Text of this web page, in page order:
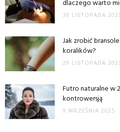
dlaczego warto
30 LISTOPADA
Jak zrobić
koralików?
29 LISTOPADA
Futro naturalne w
kontrowersją
9 WRZEŚNIA 2025